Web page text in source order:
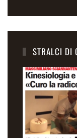
STRALCI DI